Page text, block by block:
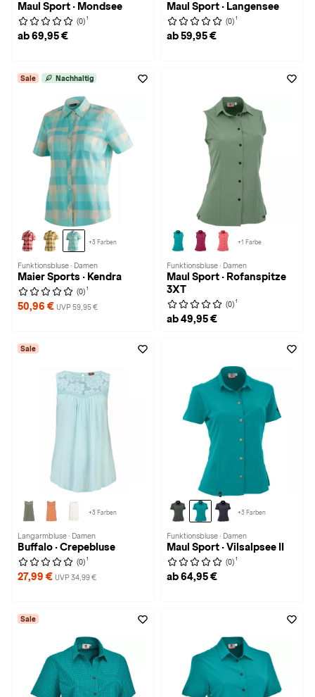
Maul Sport · Mondsee
(0) 1
ab 69,95 €
Maul Sport · Langensee
(0) 1
ab 59,95 €
Sale Nachhaltig
+3 Farben
Funktionsbluse · Damen
Maier Sports · Kendra
(0) 1
50,96 € UVP 59,95 €
+1 Farbe
Funktionsbluse · Damen
Maul Sport · Rofanspitze
3XT
(0) 1
ab 49,95 €
Sale
+3 Farben
Langarmbluse · Damen
Buffalo · Crepebluse
(0) 1
27,99 € UVP 34,99 €
+3 Farben
Funktionsbluse · Damen
Maul Sport · Vilsalpsee II
(0) 1
ab 64,95 €
Sale